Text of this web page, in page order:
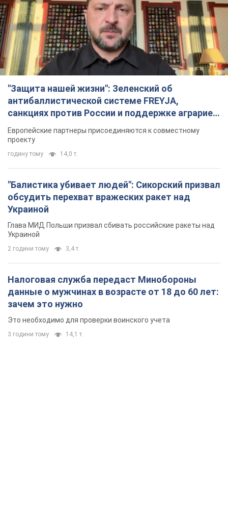
"Защита нашей жизни": Зеленский об
антибаллистической системе FREYJA,
санкциях против России и поддержке аграриев.
Видео
Европейские партнеры присоединяются к совместному
проекту
годину тому 14,0 т.
"Балистика убивает людей": Сикорский призвал
обсудить перехват вражеских ракет над
Украиной
Глава МИД Польши призвал сбивать российские ракеты над
Украиной
2 години тому 3,4 т.
Налоговая служба передаст Минобороны
данные о мужчинах в возрасте от 18 до 60 лет:
зачем это нужно
Это необходимо для проверки воинского учета
3 години тому 14,1 т.